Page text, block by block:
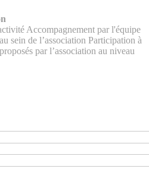
Accompagnement par l'équipe
sein de l’association Participation à
par l’association au niveau